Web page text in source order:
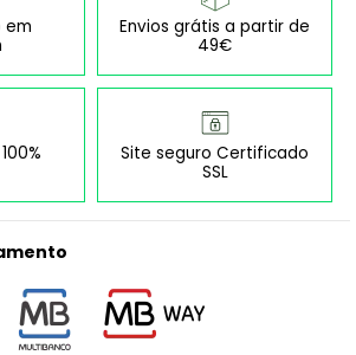
em
Envios grátis a partir de
49€
Site seguro Certificado
SSL